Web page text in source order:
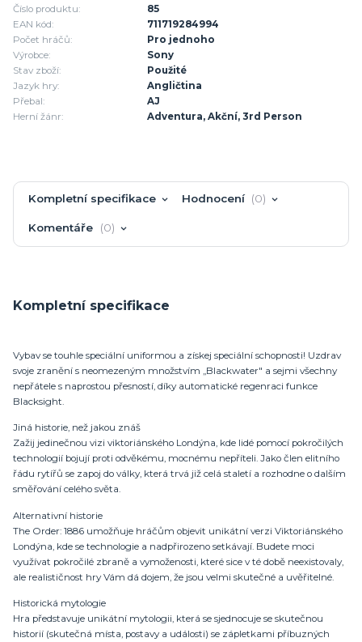
Číslo produktu:
85
EAN kód:
711719284994
Počet hráčů:
Pro jednoho
Výrobce:
Sony
Stav zboží:
Použité
Jazyk hry:
Angličtina
Přebal:
AJ
Herní žánr:
Adventura, Akční, 3rd Person
Kompletní specifikace Hodnocení 0
Komentáře 0
Kompletní specifikace
Vybav se touhle speciální uniformou a získej speciální schopnosti! Uzdrav
svoje zranění s neomezeným množstvím „Blackwater" a sejmi všechny
nepřátele s naprostou přesností, díky automatické regenraci funkce
Blacksight.
Jiná historie, než jakou znáš
Zažij jedinečnou vizi viktoriánského Londýna, kde lidé pomocí pokročilých
technologií bojují proti odvěkému, mocnému nepříteli. Jako člen elitního
řádu rytířů se zapoj do války, která trvá již celá staletí a rozhodne o dalším
směřování celého světa.
Alternativní historie
The Order: 1886 umožňuje hráčům objevit unikátní verzi Viktoriánského
Londýna, kde se technologie a nadpřirozeno setkávají. Budete moci
využívat pokročilé zbraně a vymoženosti, které sice v té době neexistovaly,
ale realističnost hry Vám dá dojem, že jsou velmi skutečné a uvěřitelné.
Historická mytologie
Hra představuje unikátní mytologii, která se sjednocuje se skutečnou
historií (skutečná místa, postavy a události) se zápletkami příbuzných